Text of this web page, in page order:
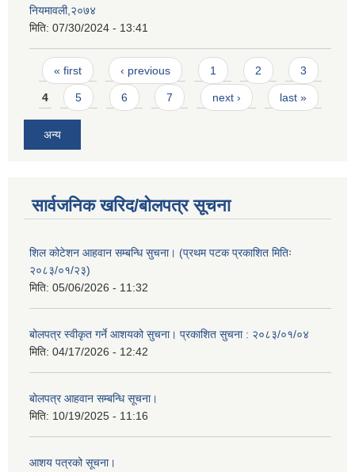
नियमावली,२०७४
मिति: 07/30/2024 - 13:41
Pages
« first ‹ previous 1 2 3
4 5 6 7 next › last »
अन्य
सार्वजनिक खरिद/बोलपत्र सूचना
शिल कोटेशन आहवान सम्बन्धि सुचना। (प्रथम पटक प्रकाशित मितिः
२०८३/०१/२३)
मिति: 05/06/2026 - 11:32
बोलपत्र स्वीकृत गर्ने आशयको सुचना। प्रकाशित सुचना : २०८३/०१/०४
मिति: 04/17/2026 - 12:42
बोलपत्र आहवान सम्बन्धि सूचना।
मिति: 10/19/2025 - 11:16
आशय पत्रको सूचना।